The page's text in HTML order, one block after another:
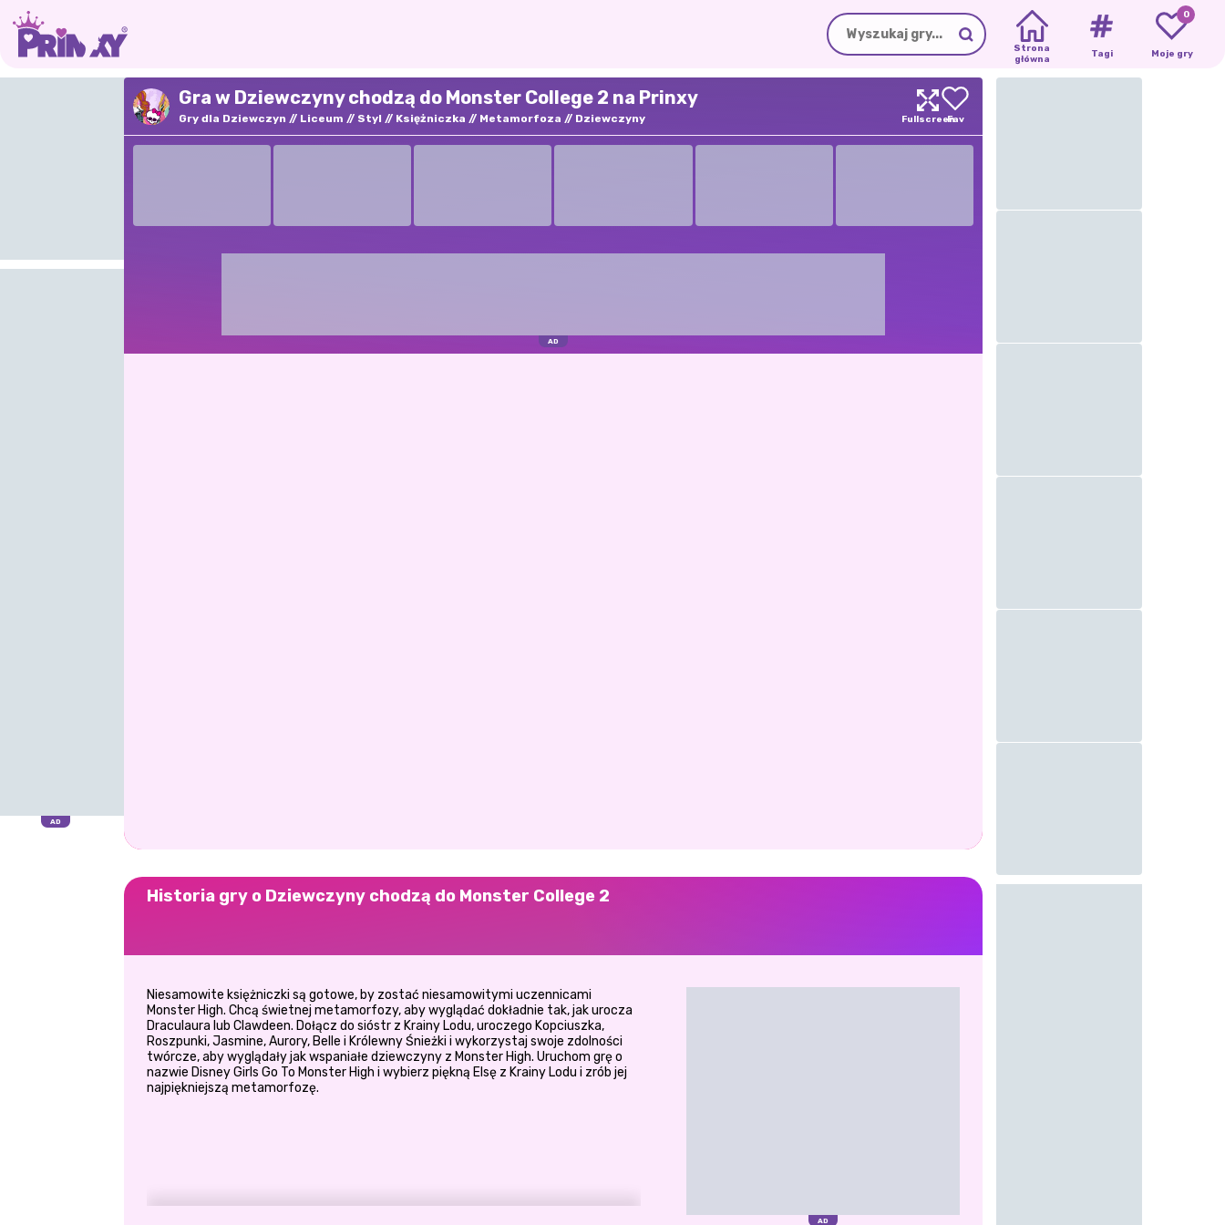
Strona
główna
Tagi
0
Moje gry
Gra w Dziewczyny chodzą do Monster College 2 na Prinxy
Gry dla Dziewczyn Liceum Styl Księżniczka Metamorfoza Dziewczyny
Historia gry o Dziewczyny chodzą do Monster College 2
Niesamowite księżniczki są gotowe, by zostać niesamowitymi uczennicami
Monster High. Chcą świetnej metamorfozy, aby wyglądać dokładnie tak, jak urocza
Draculaura lub Clawdeen. Dołącz do sióstr z Krainy Lodu, uroczego Kopciuszka,
Roszpunki, Jasmine, Aurory, Belle i Królewny Śnieżki i wykorzystaj swoje zdolności
twórcze, aby wyglądały jak wspaniałe dziewczyny z Monster High. Uruchom grę o
nazwie Disney Girls Go To Monster High i wybierz piękną Elsę z Krainy Lodu i zrób jej
najpiękniejszą metamorfozę.